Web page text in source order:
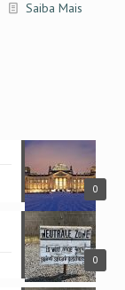
Saiba Mais
0
0